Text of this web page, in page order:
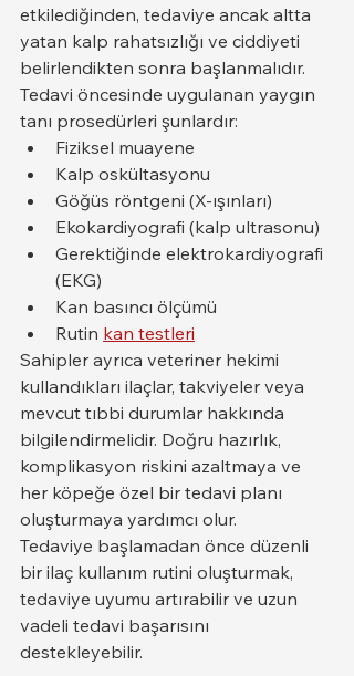
etkilediğinden, tedaviye ancak altta
yatan kalp rahatsızlığı ve ciddiyeti
belirlendikten sonra başlanmalıdır.
Tedavi öncesinde uygulanan yaygın
tanı prosedürleri şunlardır:
Fiziksel muayene
Kalp oskültasyonu
Göğüs röntgeni (X-ışınları)
Ekokardiyografi (kalp ultrasonu)
Gerektiğinde elektrokardiyografi
(EKG)
Kan basıncı ölçümü
Rutin kan testleri
Sahipler ayrıca veteriner hekimi
kullandıkları ilaçlar, takviyeler veya
mevcut tıbbi durumlar hakkında
bilgilendirmelidir. Doğru hazırlık,
komplikasyon riskini azaltmaya ve
her köpeğe özel bir tedavi planı
oluşturmaya yardımcı olur.
Tedaviye başlamadan önce düzenli
bir ilaç kullanım rutini oluşturmak,
tedaviye uyumu artırabilir ve uzun
vadeli tedavi başarısını
destekleyebilir.